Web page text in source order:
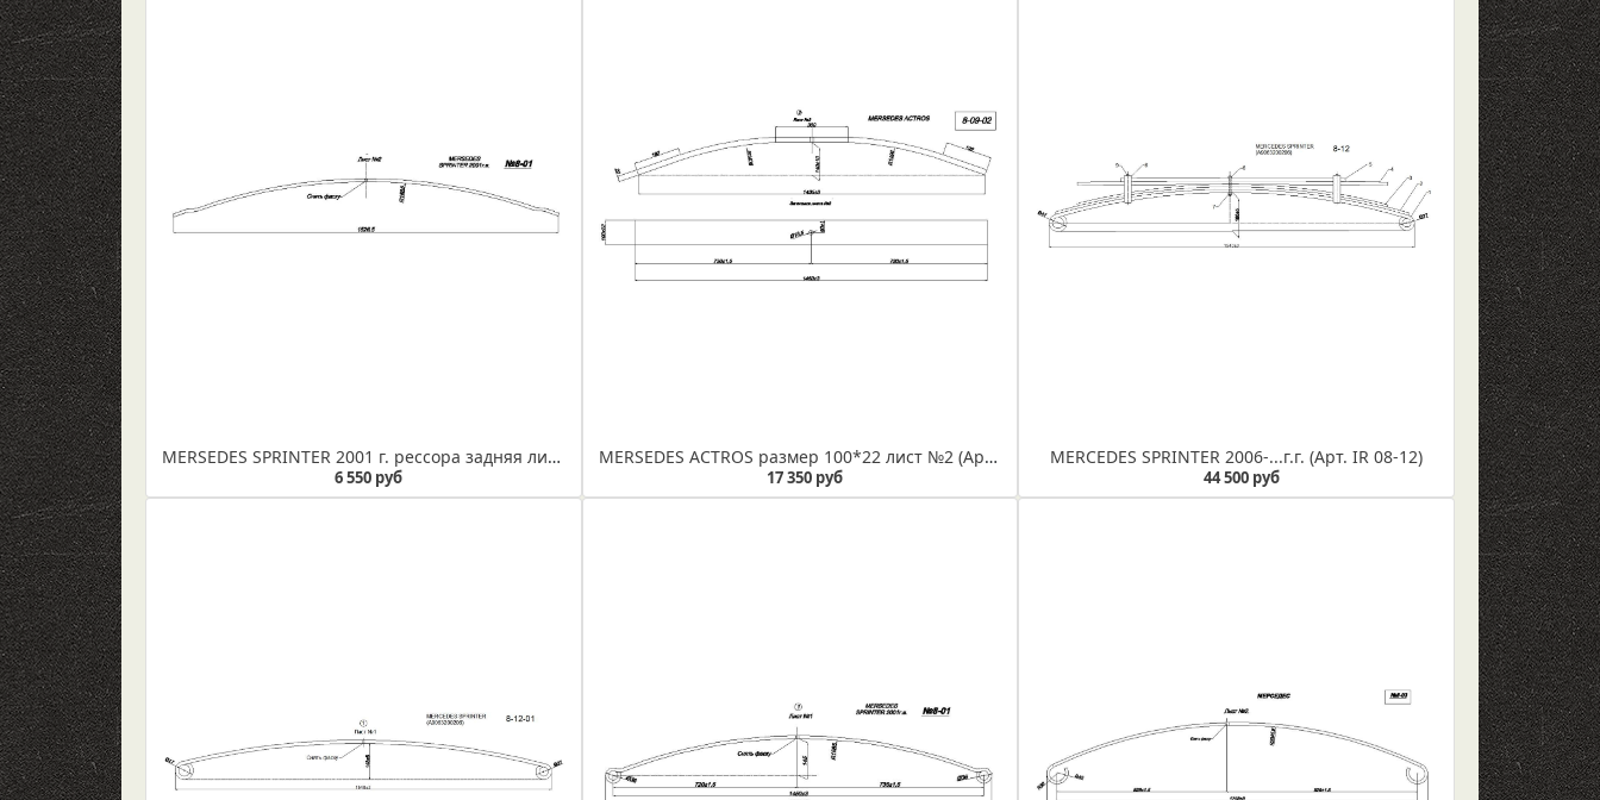
MERSEDES SPRINTER 2001 г. рессора задняя лист №2 (Арт. IR 08-01-02)
6 550 руб
MERSEDES ACTROS размер 100*22 лист №2 (Арт. IR 08-09-02)
17 350 руб
MERCEDES SPRINTER 2006-...г.г. (Арт. IR 08-12)
44 500 руб